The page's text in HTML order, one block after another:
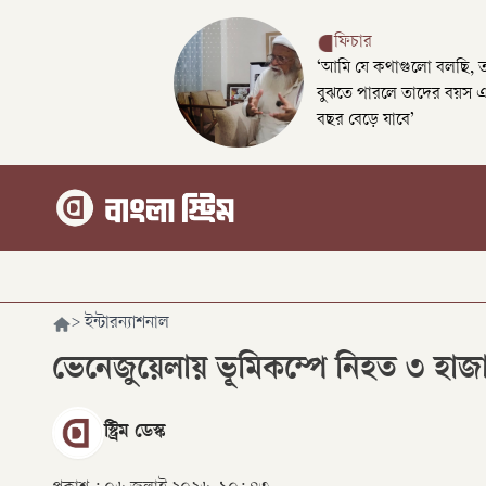
ফিচার
‘আমি যে কথাগুলো বলছি,
বুঝতে পারলে তাদের বয়স
বছর বেড়ে যাবে’
> ইন্টারন্যাশনাল
ভেনেজুয়েলায় ভূমিকম্পে নিহত ৩
স্ট্রিম ডেস্ক